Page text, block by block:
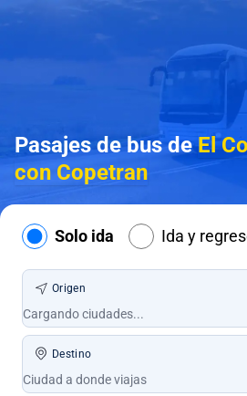
Pasajes de bus deEl
con Copetran
Solo ida Ida y
Origen
Destino